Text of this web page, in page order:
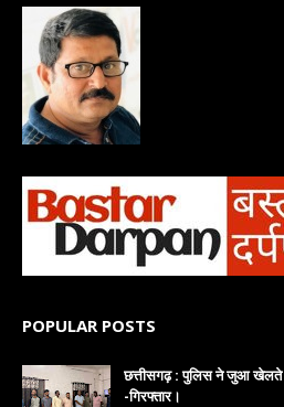
POPULAR POSTS
छत्तीसगढ़ : पुलिस ने जुआ खेलते
-गिरफ्तार।